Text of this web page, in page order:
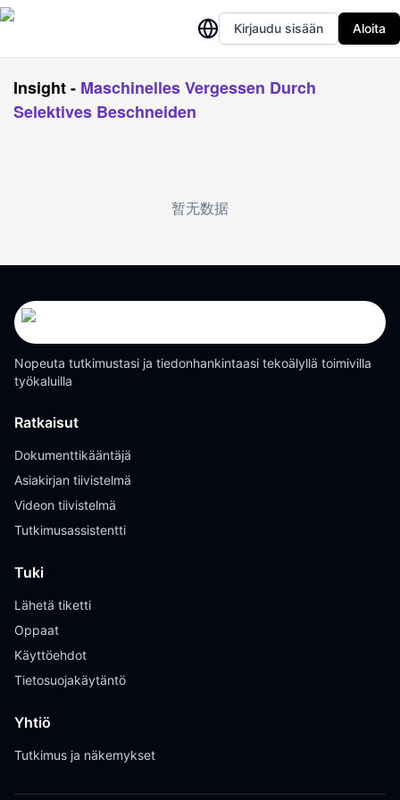
Kirjaudu sisään Aloita
Insight- Maschinelles Vergessen Durch
Selektives Beschneiden
暂无数据
Nopeuta tutkimustasi ja tiedonhankintaasi tekoälyllä toimivilla
työkaluilla
Ratkaisut
Dokumenttikääntäjä
Asiakirjan tiivistelmä
Videon tiivistelmä
Tutkimusassistentti
Tuki
Lähetä tiketti
Oppaat
Käyttöehdot
Tietosuojakäytäntö
Yhtiö
Tutkimus ja näkemykset